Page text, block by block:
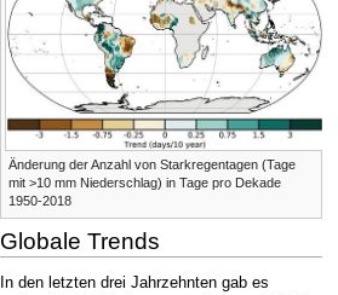
Änderung der Anzahl von Starkregentagen (Tage
mit >10 mm Niederschlag) in Tage pro Dekade
1950-2018
Globale Trends
In den letzten drei Jahrzehnten gab es